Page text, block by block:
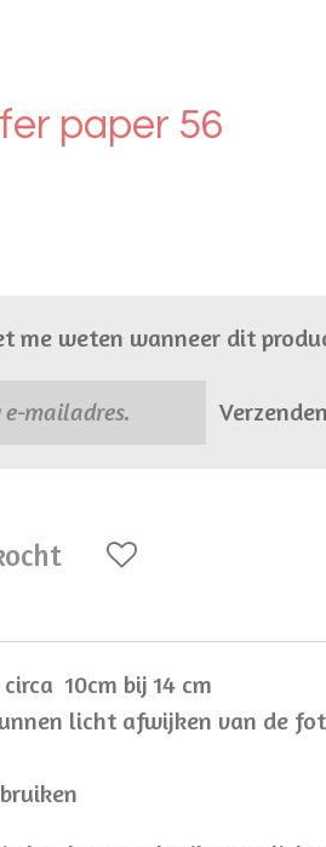
paper 56
me weten wanneer dit
Verzenden
10cm bij 14 cm
licht afwijken van de